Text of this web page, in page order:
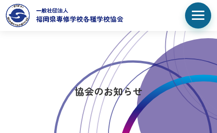
協会のお知らせ